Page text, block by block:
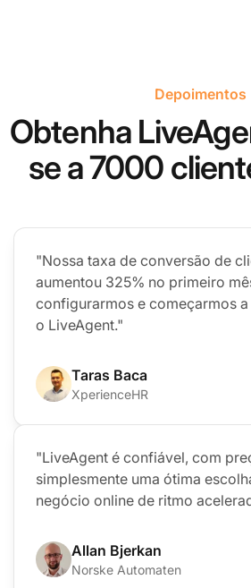
Depoimentos
Obtenha
se a 7000
"Nossa taxa de conversão de
aumentou 325% no primeiro
configurarmos e começarmos
o LiveAgent."
Taras Baca
XperienceHR
"LiveAgent é confiável, com
simplesmente uma ótima
negócio online de ritmo
Allan Bjerkan
Norske Automaten